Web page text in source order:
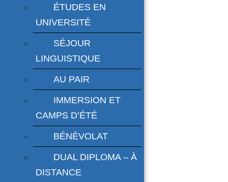
ÉTUDES EN
UNIVERSITÉ
SÉJOUR
LINGUISTIQUE
AU PAIR
IMMERSION ET
CAMPS D’ÉTÉ
BÉNÉVOLAT
DUAL DIPLOMA – À
DISTANCE